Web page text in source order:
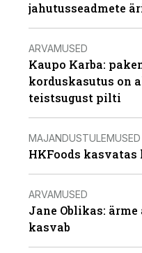
jahutusseadmete
ARVAMUSED
Kaupo Karba:
korduskasutus on
teistsugust pilti
MAJANDUSTULEMUSED
HKFoods
ARVAMUSED
Jane Oblikas:
kasvab